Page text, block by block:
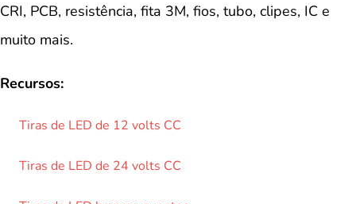
CRI, PCB, resistência, fita 3M, fios, tubo, clipes, IC e
muito mais.
Recursos:
Tiras de LED de 12 volts CC
Tiras de LED de 24 volts CC